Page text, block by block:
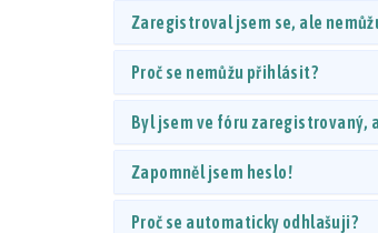
Zaregistroval jsem se, ale
Proč se nemůžu přihlásit?
Byl jsem ve fóru zaregistrovaný,
Zapomněl jsem heslo!
Proč se automaticky odhlašuji?